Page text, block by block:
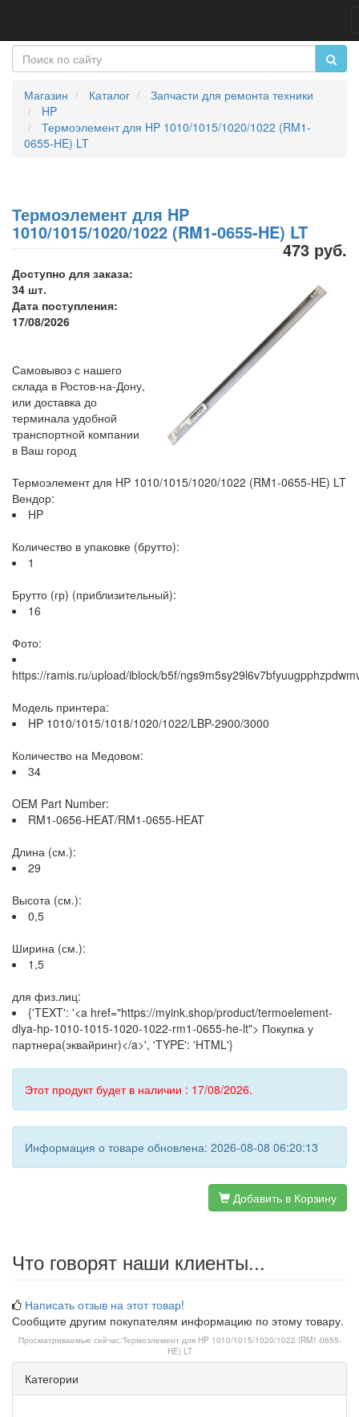
Магазин Каталог
Запчасти для ремонта техники
HP
Термоэлемент для HP 1010/1015/1020/1022 (RM1-
0655-HE) LT
Термоэлемент для HP
1010/1015/1020/1022 (RM1-0655-HE) LT
473 руб.
Доступно для заказа:
34 шт.
Дата поступления:
17/08/2026
Самовывоз с нашего
склада в Ростов-на-Дону,
или доставка до
терминала удобной
транспортной компании
в Ваш город
Термоэлемент для HP 1010/1015/1020/1022 (RM1-0655-HE) LT
Вендор:
HP
Количество в упаковке (брутто):
1
Брутто (гр) (приблизительный):
16
Фото:
https://ramis.ru/upload/iblock/b5f/
Модель принтера:
HP 1010/1015/1018/1020/1022/LBP-2900/3000
Количество на Медовом:
34
OEM Part Number:
RM1-0656-HEAT/RM1-0655-HEAT
Длина (см.):
29
Высота (см.):
0,5
Ширина (см.):
1,5
для физ.лиц:
{'TEXT': '<a href="https://myink.shop/product/termoelement-
dlya-hp-1010-1015-1020-1022-rm1-0655-he-lt"> Покупка у
партнера(эквайринг)</a>', 'TYPE': 'HTML'}
Этот продукт будет в наличии : 17/08/2026.
Информация о товаре обновлена: 2026-08-08 06:20:13
Добавить в Корзину
Что говорят наши клиенты...
Написать отзыв на этот товар!
Сообщите другим покупателям информацию по этому товару.
Просматриваемые сейчас:Термоэлемент для HP 1010/1015/1020/1022 (RM1-0655-
HE) LT
Категории